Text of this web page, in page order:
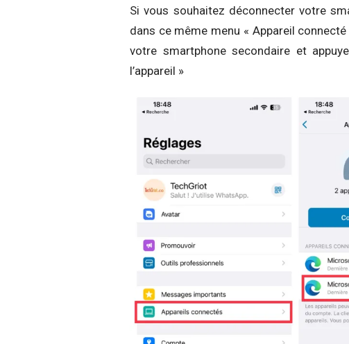
Si vous souhaitez déconnecter votre
dans ce même menu « Appareil
votre smartphone secondaire et
l’appareil »